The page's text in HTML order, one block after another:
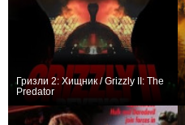
Гризли 2: Хищник / Grizzly II: The
Predator